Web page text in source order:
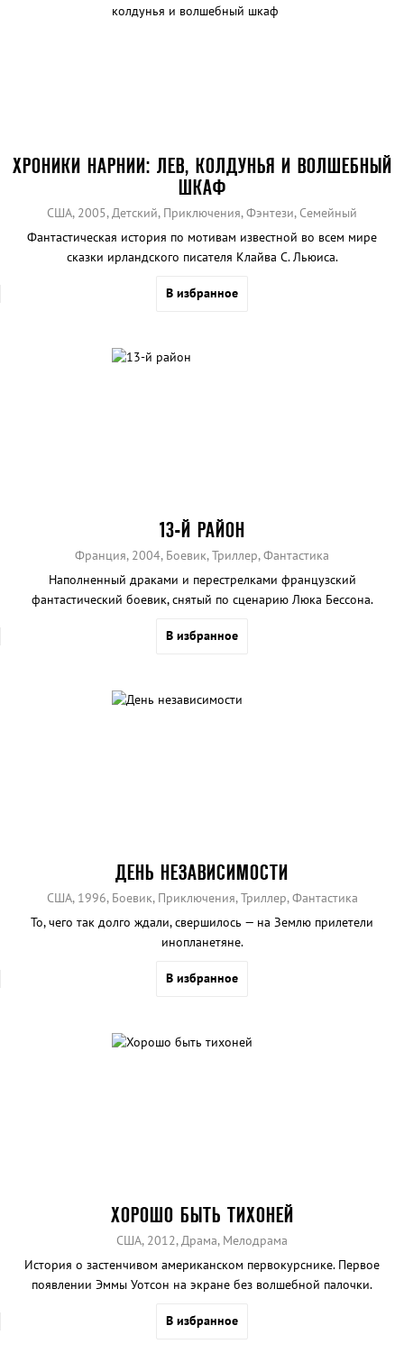
ХРОНИКИ НАРНИИ: ЛЕВ, КОЛДУНЬЯ И ВОЛШЕБНЫЙ
ШКАФ
США, 2005, Детский, Приключения, Фэнтези, Семейный
Фантастическая история по мотивам известной во всем мире
сказки ирландского писателя Клайва С. Льюиса.
В избранное
13-Й РАЙОН
Франция, 2004, Боевик, Триллер, Фантастика
Наполненный драками и перестрелками французский
фантастический боевик, снятый по сценарию Люка Бессона.
В избранное
ДЕНЬ НЕЗАВИСИМОСТИ
США, 1996, Боевик, Приключения, Триллер, Фантастика
То, чего так долго ждали, свершилось — на Землю прилетели
инопланетяне.
В избранное
ХОРОШО БЫТЬ ТИХОНЕЙ
США, 2012, Драма, Мелодрама
История о застенчивом американском первокурснике. Первое
появлении Эммы Уотсон на экране без волшебной палочки.
В избранное